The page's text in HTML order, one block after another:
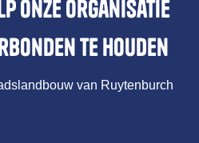
onze organisatie
te houden
van Ruytenburch